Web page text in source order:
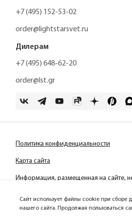
+7 (495) 152-53-02
order@lightstarsvet.ru
Дилерам
+7 (495) 648-62-20
order@lst.gr
Политика конфиденциальности
Карта сайта
Информация, размещенная на сайте,
Сайт использует файлы cookie при
нашего сайта. Продолжая пользоваться